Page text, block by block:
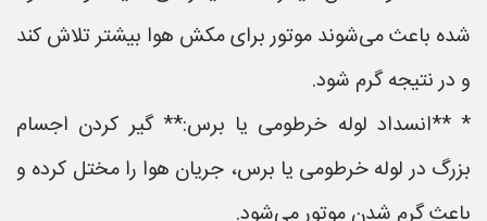
شده باعث می‌شوند موتور برای مکش هوا بیشتر تلاش کند
و در نتیجه گرم شود.
* **انسداد لوله خرطومی یا برس:** گیر کردن اجسام
بزرگ در لوله خرطومی یا برس، جریان هوا را مختل کرده و
باعث گرم شدن موتور می‌شود.